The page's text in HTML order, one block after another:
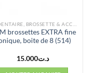
brossettes EXTRA fine
boite de 8 (514)
د.ت15.000